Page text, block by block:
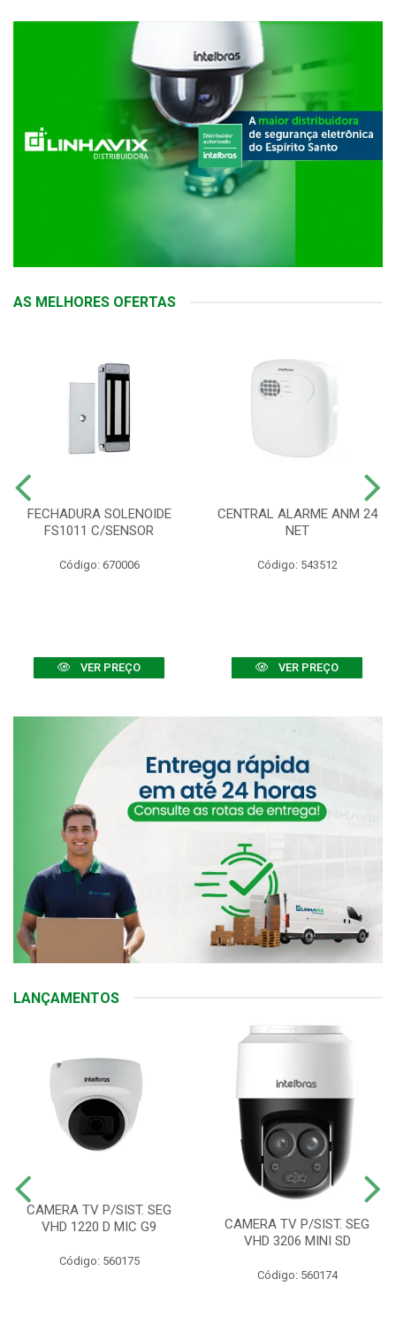
AS MELHORES OFERTAS
FECHADURA SOLENOIDE
FS1011 C/SENSOR
Código: 670006
VER PREÇO
CENTRAL ALARME ANM 24
NET
Código: 543512
VER PREÇO
LANÇAMENTOS
CAMERA TV P/SIST. SEG
VHD 1220 D MIC G9
Código: 560175
CAMERA TV P/SIST. SEG
VHD 3206 MINI SD
Código: 560174